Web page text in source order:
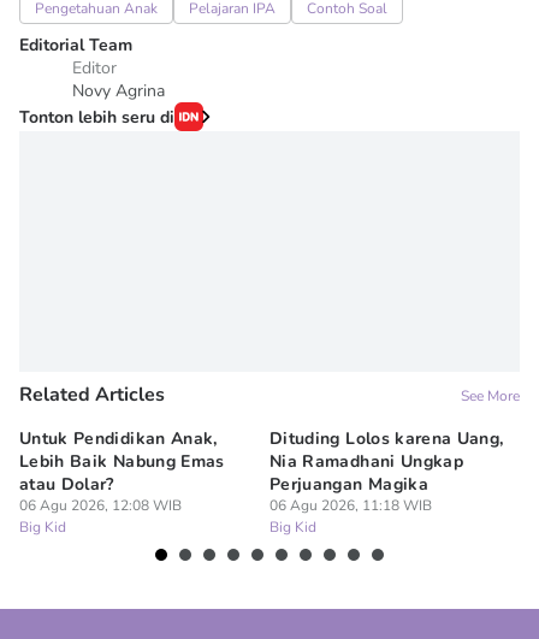
Pengetahuan Anak Pelajaran IPA Contoh Soal
Editorial Team
Editor
Novy Agrina
Tonton lebih seru di
Related Articles See More
Untuk Pendidikan Anak,
Lebih Baik Nabung Emas
atau Dolar?
06 Agu 2026, 12:08 WIB
Big Kid
Dituding Lolos karena Uang,
Nia Ramadhani Ungkap
Perjuangan Magika
06 Agu 2026, 11:18 WIB
Big Kid